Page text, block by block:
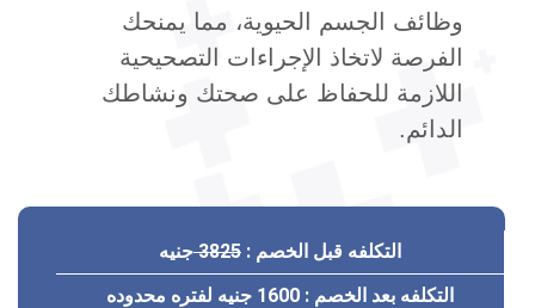
وظائف الجسم الحيوية، مما يمنحك
الفرصة لاتخاذ الإجراءات التصحيحية
اللازمة للحفاظ على صحتك ونشاطك
الدائم.
التكلفه قبل الخصم : 3825 جنيه
التكلفه بعد الخصم : 1600 جنيه
لفتره محدوده